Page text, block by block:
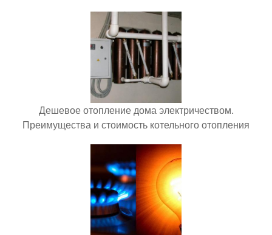
Дешевое отопление дома электричеством.
Преимущества и стоимость котельного отопления